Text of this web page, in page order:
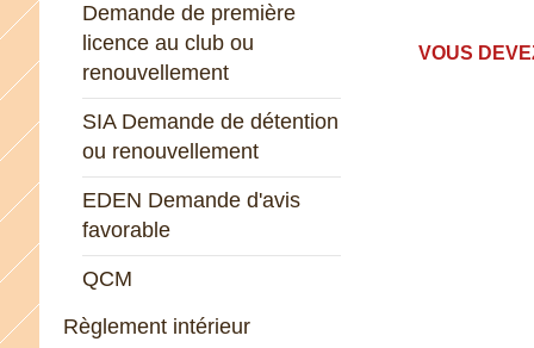
VOUS
Demande de première
licence au club ou
renouvellement
SIA Demande de détention
ou renouvellement
EDEN Demande d'avis
favorable
QCM
Règlement intérieur